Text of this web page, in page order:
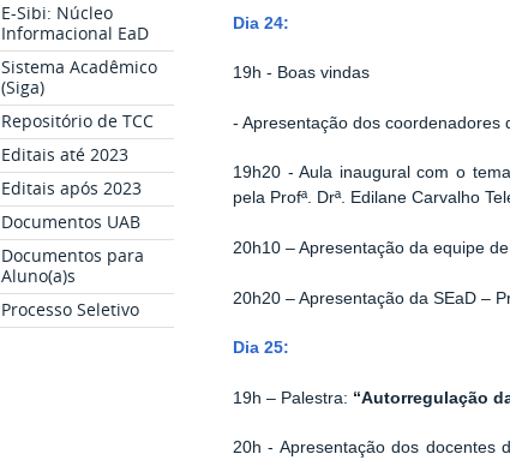
E-Sibi: Núcleo
Informacional EaD
Sistema Acadêmico
(Siga)
Repositório de TCC
Editais até 2023
Editais após 2023
Documentos UAB
Documentos para
Aluno(a)s
Processo Seletivo
Dia 24:
19h - Boas vindas
- Apresentação dos coordenadores
19h20 - Aula inaugural com o
pela Profª. Drª. Edilane Carvalho
20h10 – Apresentação da equipe
20h20 – Apresentação da SEaD –
Dia 25:
19h – Palestra: “Autorregulação
20h - Apresentação dos docentes